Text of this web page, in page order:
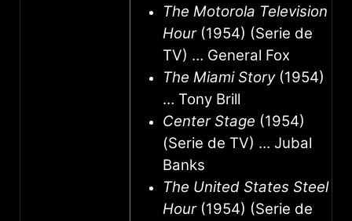
The Motorola Television
Hour(1954) (Serie de
TV) … General Fox
The Miami Story(1954)
… Tony Brill
Center Stage (1954)
(Serie de TV) … Jubal
Banks
The United States Steel
Hour(1954) (Serie de